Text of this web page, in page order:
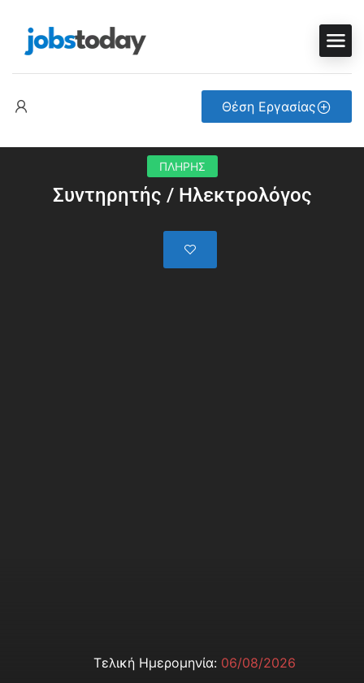
Θέση Εργασίας
ΠΛΗΡΗΣ
Συντηρητής / Ηλεκτρολόγος
Τελική Ημερομηνία: 06/08/2026